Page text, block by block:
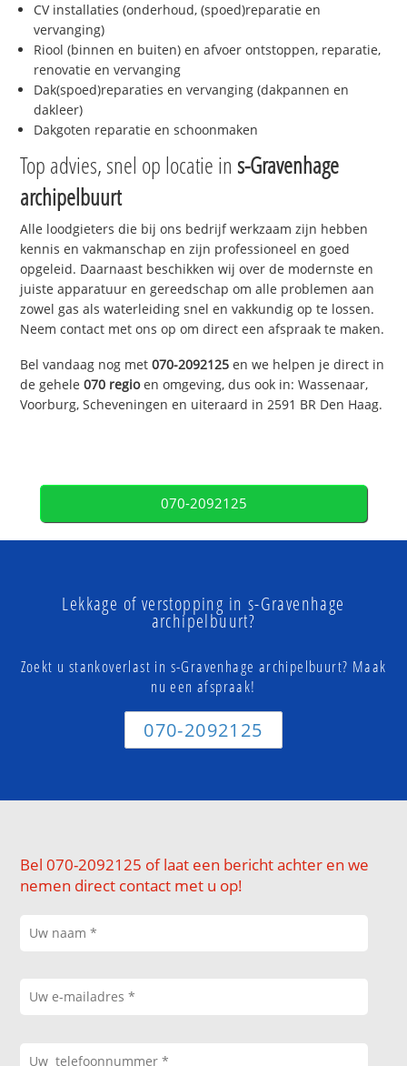
CV installaties (onderhoud, (spoed)reparatie en
vervanging)
Riool (binnen en buiten) en afvoer ontstoppen, reparatie,
renovatie en vervanging
Dak(spoed)reparaties en vervanging (dakpannen en
dakleer)
Dakgoten reparatie en schoonmaken
Top advies, snel op locatie in s-Gravenhage
archipelbuurt
Alle loodgieters die bij ons bedrijf werkzaam zijn hebben
kennis en vakmanschap en zijn professioneel en goed
opgeleid. Daarnaast beschikken wij over de modernste en
juiste apparatuur en gereedschap om alle problemen aan
zowel gas als waterleiding snel en vakkundig op te lossen.
Neem contact met ons op om direct een afspraak te maken.
Bel vandaag nog met070-2092125 en we helpen je direct in
de gehele070 regioen omgeving, dus ook in: Wassenaar,
Voorburg, Scheveningen en uiteraard in 2591 BR Den Haag.
070-2092125
Lekkage of verstopping in s-Gravenhage
archipelbuurt?
Zoekt u stankoverlast in s-Gravenhage archipelbuurt? Maak
nu een afspraak!
070-2092125
Bel 070-2092125 of laat een bericht achter en we
nemen direct contact met u op!